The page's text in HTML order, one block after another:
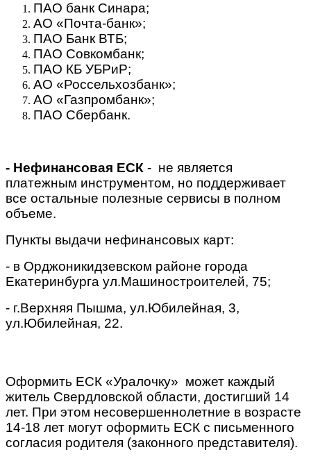
ПАО банк Синара;
АО «Почта-банк»;
ПАО Банк ВТБ;
ПАО Совкомбанк;
ПАО КБ УБРиР;
АО «Россельхозбанк»;
АО «Газпромбанк»;
ПАО Сбербанк.
- Нефинансовая ЕСК - не является
платежным инструментом, но поддерживает
все остальные полезные сервисы в полном
объеме.
Пункты выдачи нефинансовых карт:
- в Орджоникидзевском районе города
Екатеринбурга ул.Машиностроителей, 75;
- г.Верхняя Пышма, ул.Юбилейная, 3,
ул.Юбилейная, 22.
Оформить ЕСК «Уралочку» может каждый
житель Свердловской области, достигший 14
лет. При этом несовершеннолетние в возрасте
14-18 лет могут оформить ЕСК с письменного
согласия родителя (законного представителя).